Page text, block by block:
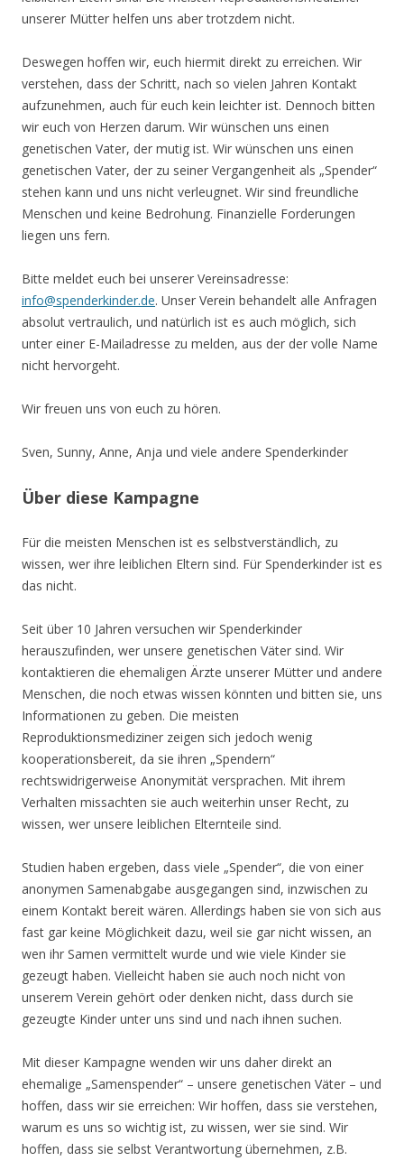
unserer Mütter helfen uns aber trotzdem nicht.
Deswegen hoffen wir, euch hiermit direkt zu erreichen. Wir
verstehen, dass der Schritt, nach so vielen Jahren Kontakt
aufzunehmen, auch für euch kein leichter ist. Dennoch bitten
wir euch von Herzen darum. Wir wünschen uns einen
genetischen Vater, der mutig ist. Wir wünschen uns einen
genetischen Vater, der zu seiner Vergangenheit als „Spender“
stehen kann und uns nicht verleugnet. Wir sind freundliche
Menschen und keine Bedrohung. Finanzielle Forderungen
liegen uns fern.
Bitte meldet euch bei unserer Vereinsadresse:
info@spenderkinder.de. Unser Verein behandelt alle Anfragen
absolut vertraulich, und natürlich ist es auch möglich, sich
unter einer E-Mailadresse zu melden, aus der der volle Name
nicht hervorgeht.
Wir freuen uns von euch zu hören.
Sven, Sunny, Anne, Anja und viele andere Spenderkinder
Über diese Kampagne
Für die meisten Menschen ist es selbstverständlich, zu
wissen, wer ihre leiblichen Eltern sind. Für Spenderkinder ist es
das nicht.
Seit über 10 Jahren versuchen wir Spenderkinder
herauszufinden, wer unsere genetischen Väter sind. Wir
kontaktieren die ehemaligen Ärzte unserer Mütter und andere
Menschen, die noch etwas wissen könnten und bitten sie, uns
Informationen zu geben. Die meisten
Reproduktionsmediziner zeigen sich jedoch wenig
kooperationsbereit, da sie ihren „Spendern“
rechtswidrigerweise Anonymität versprachen. Mit ihrem
Verhalten missachten sie auch weiterhin unser Recht, zu
wissen, wer unsere leiblichen Elternteile sind.
Studien haben ergeben, dass viele „Spender“, die von einer
anonymen Samenabgabe ausgegangen sind, inzwischen zu
einem Kontakt bereit wären. Allerdings haben sie von sich aus
fast gar keine Möglichkeit dazu, weil sie gar nicht wissen, an
wen ihr Samen vermittelt wurde und wie viele Kinder sie
gezeugt haben. Vielleicht haben sie auch noch nicht von
unserem Verein gehört oder denken nicht, dass durch sie
gezeugte Kinder unter uns sind und nach ihnen suchen.
Mit dieser Kampagne wenden wir uns daher direkt an
ehemalige „Samenspender“ – unsere genetischen Väter – und
hoffen, dass wir sie erreichen: Wir hoffen, dass sie verstehen,
warum es uns so wichtig ist, zu wissen, wer sie sind. Wir
hoffen, dass sie selbst Verantwortung übernehmen, z.B.